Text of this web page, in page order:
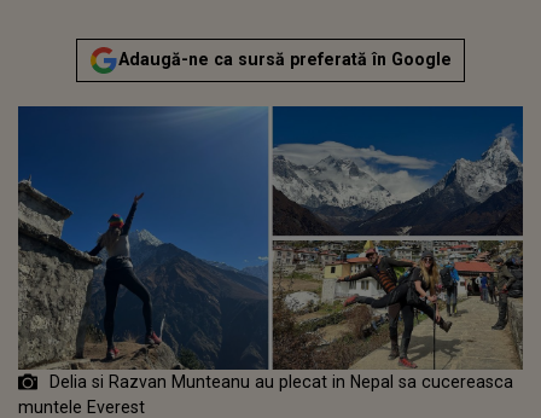
Adaugă-ne ca sursă preferată în Google
Delia si Razvan Munteanu au plecat in Nepal sa cucereasca
muntele Everest